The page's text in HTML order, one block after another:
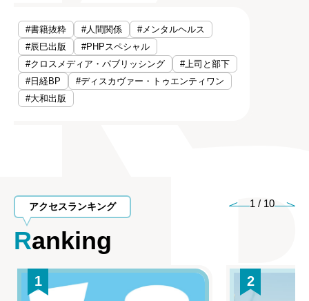
#書籍抜粋 #人間関係
#メンタルヘルス
#辰巳出版
#PHPスペシャル
#クロスメディア・パブリッシング
#上司と部下
#日経BP
#ディスカヴァー・トゥエンティワン
#大和出版
アクセスランキング
Ranking
1 / 10
1 2